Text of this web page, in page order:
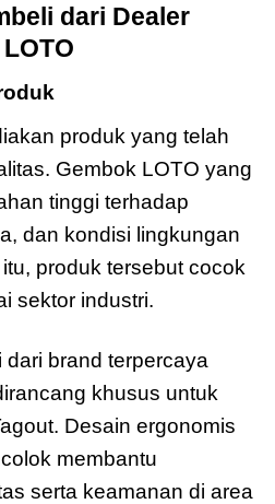
dari Dealer
produk yang telah
Gembok LOTO yang
tinggi terhadap
dan kondisi lingkungan
produk tersebut cocok
sektor industri.
brand terpercaya
khusus untuk
Desain ergonomis
membantu
serta keamanan di area